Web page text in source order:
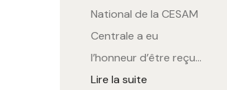
National de la CESAM
Centrale a eu
l’honneur d’être reçu…
Lire la suite